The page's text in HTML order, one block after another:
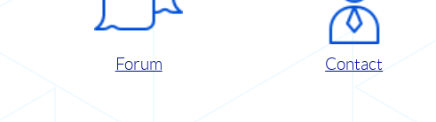
Forum Contact